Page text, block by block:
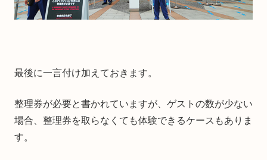
最後に一言付け加えておきます。
整理券が必要と書かれていますが、ゲストの数が少ない
場合、整理券を取らなくても体験できるケースもありま
す。